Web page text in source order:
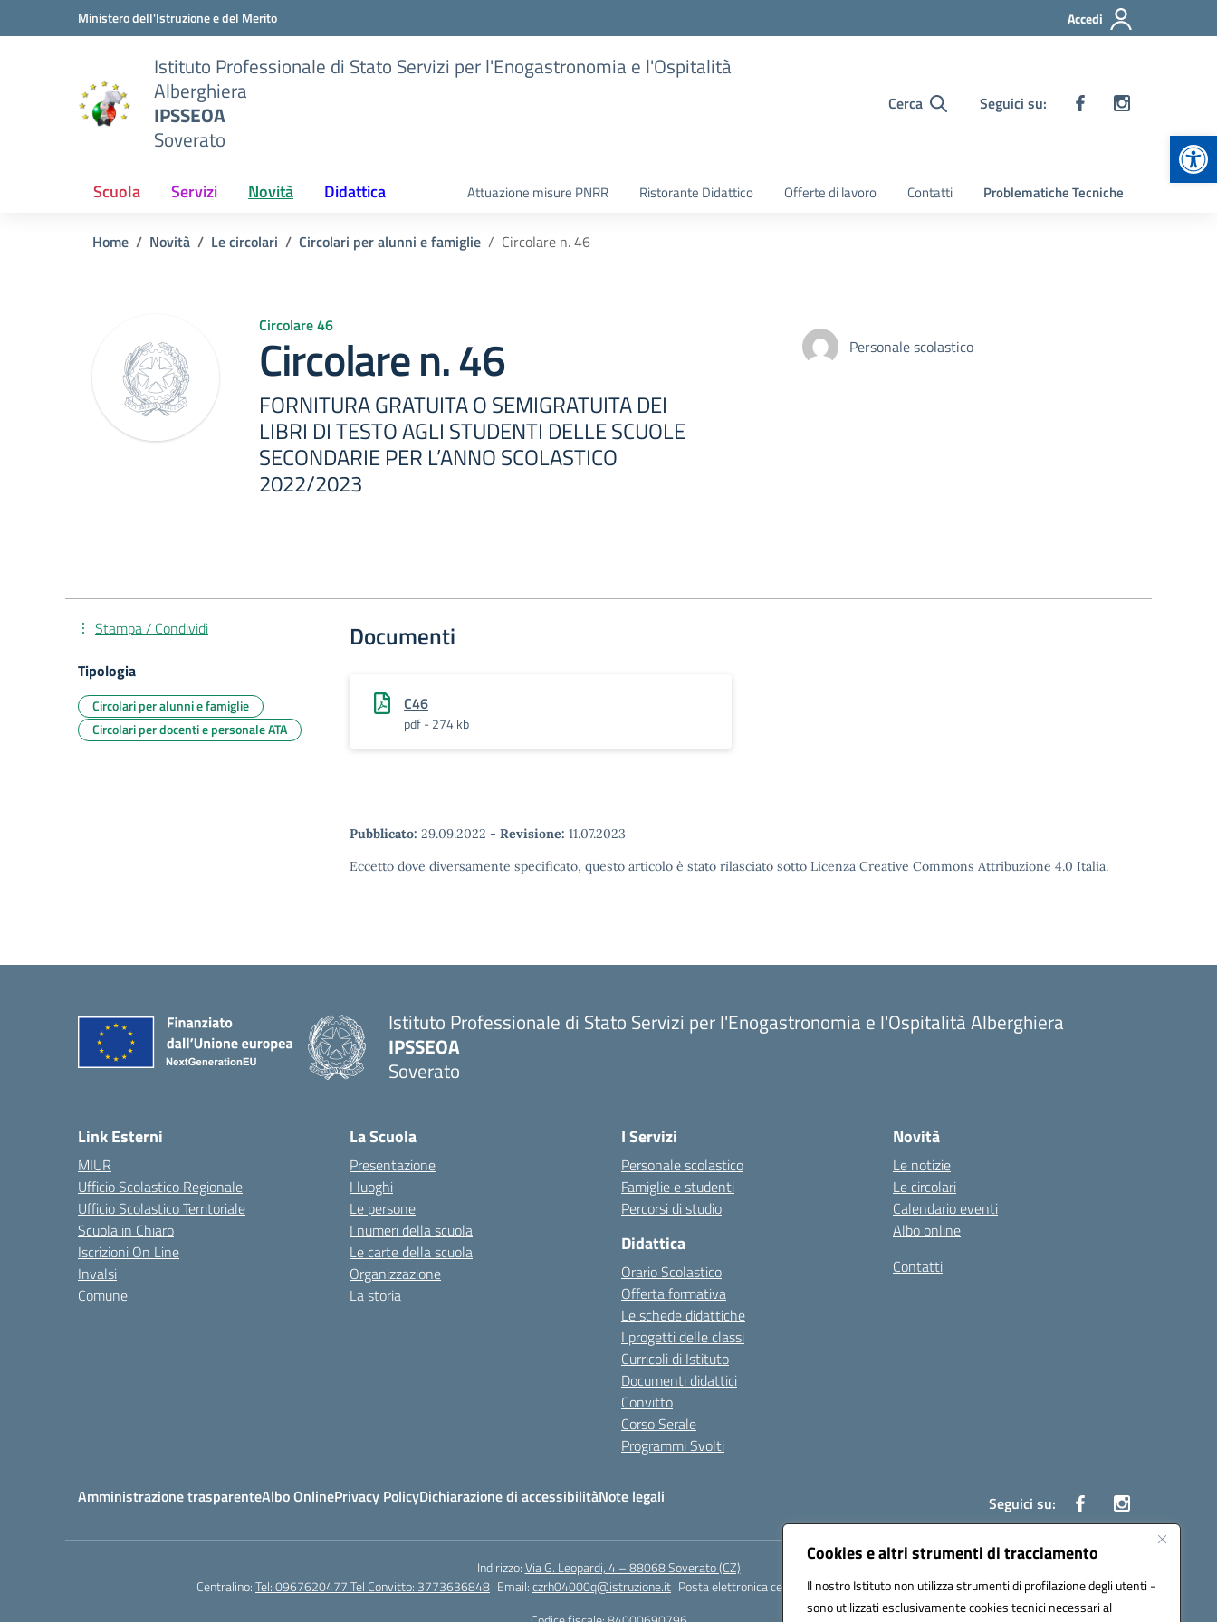
Cookies e altri strumenti di tracciamento
Il nostro Istituto non utilizza strumenti di profilazione degli utenti -
sono utilizzati esclusivamente cookies tecnici necessari al
Vai ai contenuti
Vai al menu di navigazioneMinistero dell'Istruzione e del Merito Accedi
Istituto Professionale di Stato Servizi per l'Enogastronomia e l'Ospitalità
Alberghiera
IPSSEOA
Soverato
Cerca Seguici su:
Scuola Servizi Novità Didattica Attuazione misure PNRR Ristorante Didattico Offerte di lavoro Contatti Problematiche Tecniche
Home Novità Le circolari Circolari per alunni e famiglie Circolare n. 46
Circolare 46
Circolare n. 46
FORNITURA GRATUITA O SEMIGRATUITA DEI
LIBRI DI TESTO AGLI STUDENTI DELLE SCUOLE
SECONDARIE PER L’ANNO SCOLASTICO
2022/2023
Personale scolastico
Documenti
C46
pdf - 274 kb
Pubblicato: 29.09.2022 - Revisione: 11.07.2023
Eccetto dove diversamente specificato, questo articolo è stato rilasciato sotto Licenza Creative Commons Attribuzione 4.0 Italia.
Stampa / Condividi
Tipologia
Circolari per alunni e famiglie
Circolari per docenti e personale ATA
Istituto Professionale di Stato Servizi per l'Enogastronomia e l'Ospitalità Alberghiera
IPSSEOA
Soverato
Link Esterni
MIUR
Ufficio Scolastico Regionale
Ufficio Scolastico Territoriale
Scuola in Chiaro
Iscrizioni On Line
Invalsi
Comune
La Scuola
Presentazione
I luoghi
Le persone
I numeri della scuola
Le carte della scuola
Organizzazione
La storia
I Servizi
Personale scolastico
Famiglie e studenti
Percorsi di studio
Didattica
Orario Scolastico
Offerta formativa
Le schede didattiche
I progetti delle classi
Curricoli di Istituto
Documenti didattici
Convitto
Corso Serale
Programmi Svolti
Novità
Le notizie
Le circolari
Calendario eventi
Albo online
Contatti
Amministrazione trasparenteAlbo OnlinePrivacy PolicyDichiarazione di accessibilitàNote legali Seguici su:
Indirizzo:Via G. Leopardi, 4 – 88068 Soverato (CZ)
Centralino:Tel: 0967620477 Tel Convitto: 3773636848 Email:czrh04000q@istruzione.it Posta elettronica certificata (PEC):czrh04000q@pec.istruzione.it